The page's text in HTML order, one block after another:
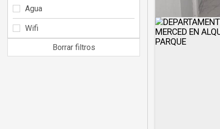
Agua
Wifi
Borrar filtros